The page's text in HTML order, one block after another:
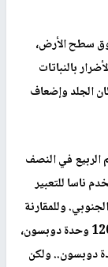
11-40 كيلومترا فوق سطح الأرض،
بالنباتات
الجلد وإضعاف
في النصف
ناسا للتعبير
وللمقارنة
ينخفض مستوى الأوزون فوق القطب الجنوبي إلى 120 وحدة دوبسون،
الشمالي فتنخفض عادة إلى 240 وحدة دوبسون.. ولكن